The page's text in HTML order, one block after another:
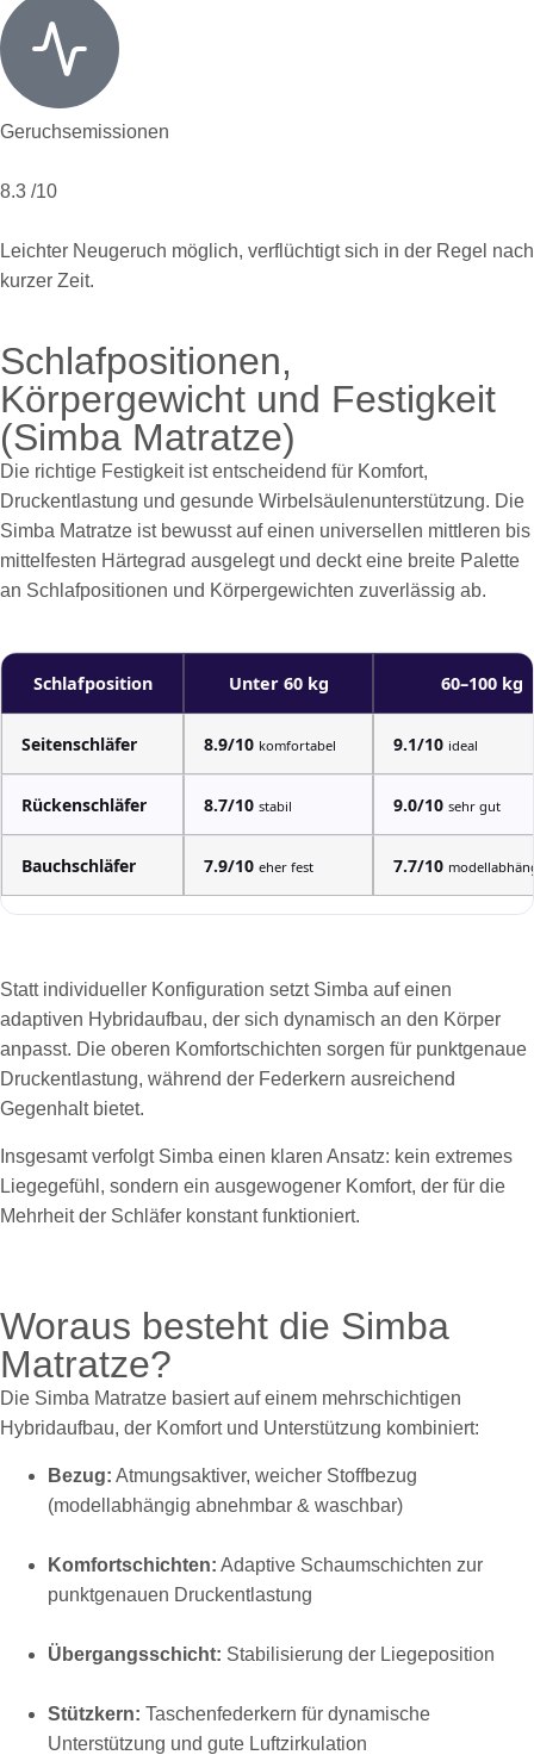
Geruchsemissionen
8.3 /10
Leichter Neugeruch möglich, verflüchtigt sich in der Regel nach
kurzer Zeit.
Schlafpositionen,
Körpergewicht und Festigkeit
(Simba Matratze)
Die richtige Festigkeit ist entscheidend für Komfort,
Druckentlastung und gesunde Wirbelsäulenunterstützung. Die
Simba Matratze ist bewusst auf einen universellen mittleren bis
mittelfesten Härtegrad ausgelegt und deckt eine breite Palette
an Schlafpositionen und Körpergewichten zuverlässig ab.
Schlafposition Unter 60 kg 60–100 kg
Seitenschläfer 8.9/10 komfortabel 9.1/10 ideal
Rückenschläfer 8.7/10 stabil 9.0/10 sehr gut
Bauchschläfer 7.9/10 eher fest 7.7/10
Statt individueller Konfiguration setzt Simba auf einen
adaptiven Hybridaufbau, der sich dynamisch an den Körper
anpasst. Die oberen Komfortschichten sorgen für punktgenaue
Druckentlastung, während der Federkern ausreichend
Gegenhalt bietet.
Insgesamt verfolgt Simba einen klaren Ansatz: kein extremes
Liegegefühl, sondern ein ausgewogener Komfort, der für die
Mehrheit der Schläfer konstant funktioniert.
Woraus besteht die Simba
Matratze?
Die Simba Matratze basiert auf einem mehrschichtigen
Hybridaufbau, der Komfort und Unterstützung kombiniert:
Bezug: Atmungsaktiver, weicher Stoffbezug
(modellabhängig abnehmbar & waschbar)
Komfortschichten: Adaptive Schaumschichten zur
punktgenauen Druckentlastung
Übergangsschicht: Stabilisierung der Liegeposition
Stützkern: Taschenfederkern für dynamische
Unterstützung und gute Luftzirkulation